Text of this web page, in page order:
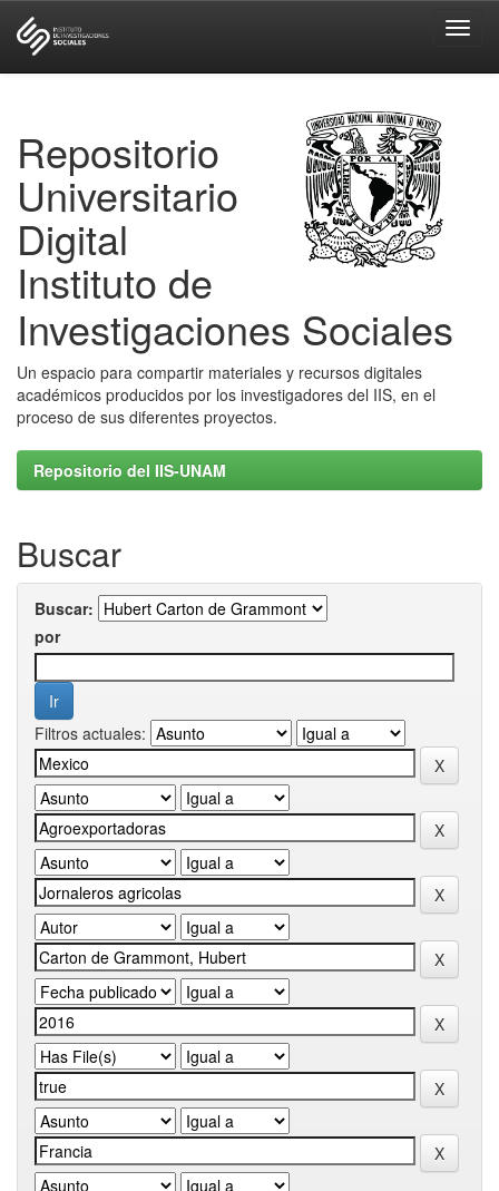
Repositorio
Universitario
Digital
Instituto de
Investigaciones Sociales
Un espacio para compartir materiales y recursos digitales
académicos producidos por los investigadores del IIS, en el
proceso de sus diferentes proyectos.
Repositorio del IIS-UNAM
Buscar
Buscar:
por
Filtros actuales: